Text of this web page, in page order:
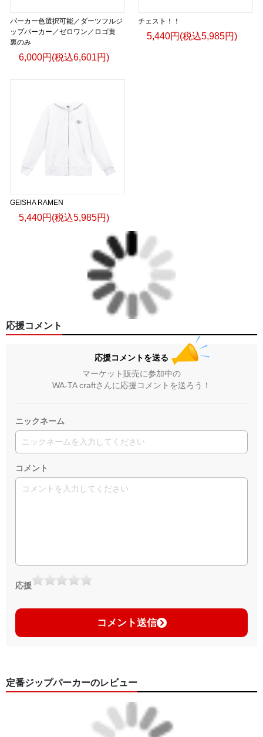
パーカー色選択可能／ダーツフルジ
ップパーカー／ゼロワン／ロゴ黄
裏のみ
6,000円(税込6,601円)
チェスト！！
5,440円(税込5,985円)
GEISHA RAMEN
5,440円(税込5,985円)
応援コメント
応援コメントを送る
マーケット販売に参加中の
WA-TA craftさんに応援コメントを送ろう！
ニックネーム
コメント
応援
コメント送信
定番ジップパーカーのレビュー